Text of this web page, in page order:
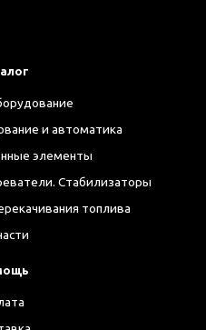
и автоматика
элементы
Стабилизаторы
топлива